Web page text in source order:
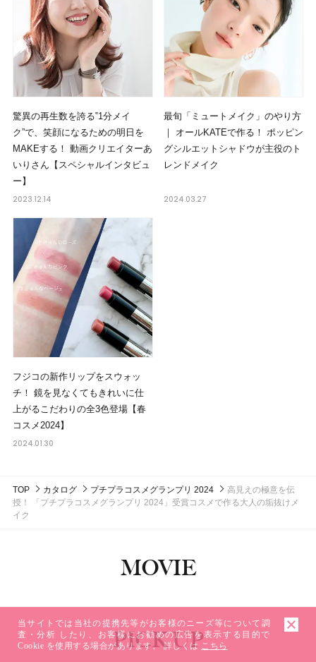
驚異の再生数を誇る‟1分メイ
ク”で、笑顔になるための明日を
MAKEする！ 動画クリエイターあ
いりさん【スペシャルインタビュ
ー】
2023.12.14
最旬「ミュートメイク」のやり方
｜ オールKATEで作る！ ポッピン
グシルエットシャドウが主役のト
レンドメイク
2024.03.27
フジコの新作リップをスウォッ
チ！ 鏡を見なくてもきれいに仕
上がるこだわりの全3色登場【春
コスメ2024】
2024.01.30
TOP カタログ プチプラコスメグランプリ 2024
高見えの極意を伝
授！ 「プチプラコスメグランプリ 2024」受賞コスメで作る大人の垢抜けメ
イク
MOVIE
PICK UP
当サイトでは当社の提携先等がお客様のニーズ等について調
査・分析 したり、お客様にお勧めの広告を表示する目的で
Cookie を使用する場合があります。 詳しくは こちら